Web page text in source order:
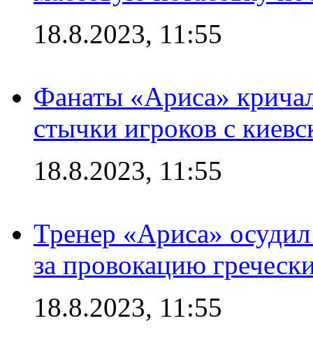
18.8.2023, 11:55
Фанаты «Ариса»
стычки игроков с
18.8.2023, 11:55
Тренер «Ариса»
за провокацию
18.8.2023, 11:55